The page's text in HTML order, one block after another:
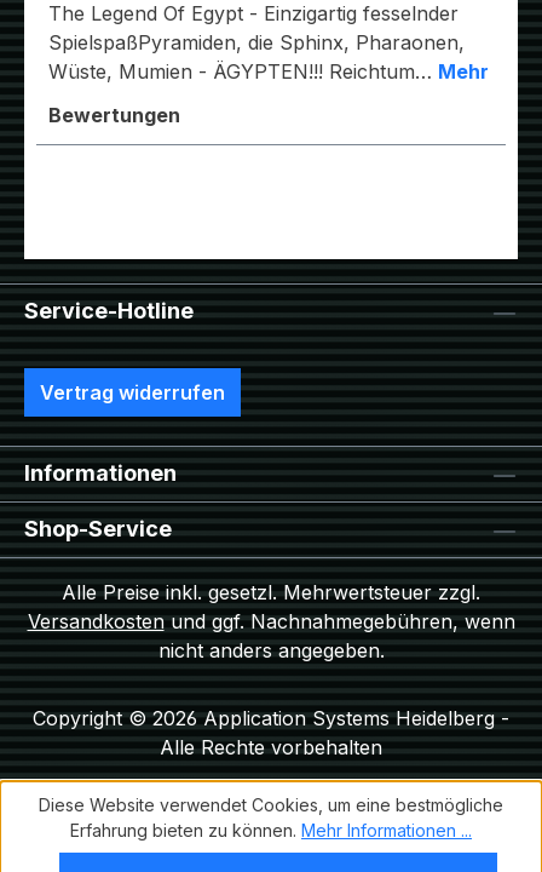
The Legend Of Egypt - Einzigartig fesselnder
SpielspaßPyramiden, die Sphinx, Pharaonen,
Wüste, Mumien - ÄGYPTEN!!! Reichtum… Mehr
Bewertungen
Service-Hotline
Vertrag widerrufen
Informationen
Shop-Service
Alle Preise inkl. gesetzl. Mehrwertsteuer zzgl.
Versandkostenund ggf. Nachnahmegebühren, wenn
nicht anders angegeben.
Copyright © 2026 Application Systems Heidelberg -
Alle Rechte vorbehalten
Diese Website verwendet Cookies, um eine bestmögliche
Erfahrung bieten zu können. Mehr Informationen ...